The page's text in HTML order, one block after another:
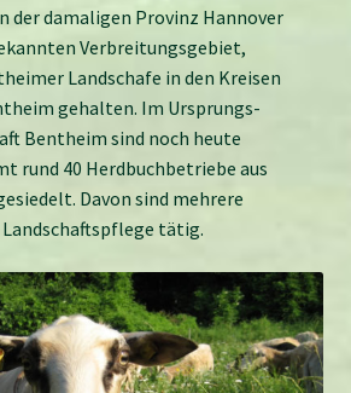
der damaligen Provinz Hannover
Ver­breitungs­gebiet,
Land­schafe in den Kreisen
gehalten. Im Ur­sprungs­
Bent­heim sind noch heute
rund 40 Herd­buch­betriebe aus
Davon sind mehrere
tätig.